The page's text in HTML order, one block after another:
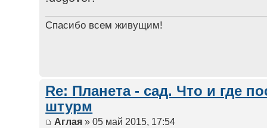
Спасибо всем живущим!
Re: Планета - сад. Что и где
штурм
Аглая » 05 май 2015, 17:54